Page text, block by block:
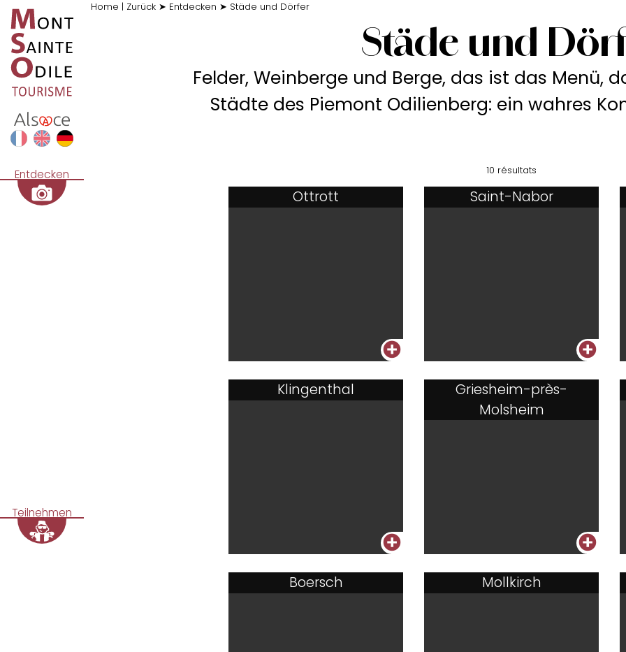
Home | Zurück ➤ Entdecken ➤ Städe und Dörfer
Entdecken
Teilnehmen
Städe und
Felder, Weinberge und Berge, das ist das Menü,
Städte des Piemont Odilienberg: ein wahres
10 résultats
Ottrott
+
Saint-Nabor
+
Klingenthal
+
Griesheim-près-
Molsheim
+
Boersch Mollkirch